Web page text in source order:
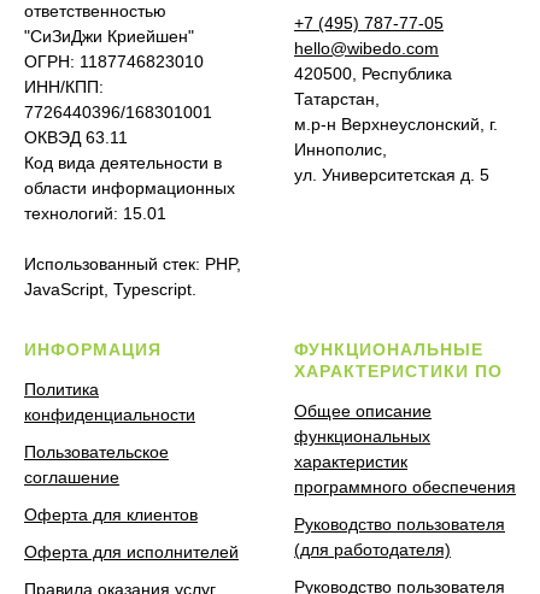
ответственностью
"СиЗиДжи Криейшен"
ОГРН: 1187746823010
ИНН/КПП:
7726440396/168301001
ОКВЭД 63.11
Код вида деятельности в
области информационных
технологий: 15.01
Использованный стек: PHP,
JavaScript, Typescript.
+7 (495) 787-77-05
hello@wibedo.com
420500, Республика
Татарстан,
м.р-н Верхнеуслонский, г.
Иннополис,
ул. Университетская д. 5
ИНФОРМАЦИЯ
Политика
конфиденциальности
Пользовательское
соглашение
Оферта для клиентов
Оферта для исполнителей
Правила оказания услуг
ФУНКЦИОНАЛЬНЫЕ
ХАРАКТЕРИСТИКИ ПО
Общее описание
функциональных
характеристик
программного обеспечения
Руководство пользователя
(для работодателя)
Руководство пользователя